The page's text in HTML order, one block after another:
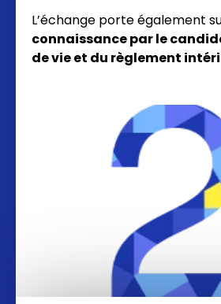
L’échange porte également
connaissance par le
de vie et du règlement